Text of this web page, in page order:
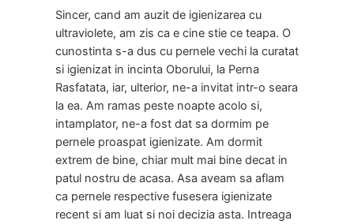
Sincer, cand am auzit de igienizarea cu
ultraviolete, am zis ca e cine stie ce teapa. O
cunostinta s-a dus cu pernele vechi la curatat
si igienizat in incinta Oborului, la Perna
Rasfatata, iar, ulterior, ne-a invitat intr-o seara
la ea. Am ramas peste noapte acolo si,
intamplator, ne-a fost dat sa dormim pe
pernele proaspat igienizate. Am dormit
extrem de bine, chiar mult mai bine decat in
patul nostru de acasa. Asa aveam sa aflam
ca pernele respective fusesera igienizate
recent si am luat si noi decizia asta. Intreaga